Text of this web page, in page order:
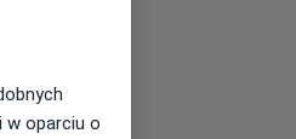
w oparciu o